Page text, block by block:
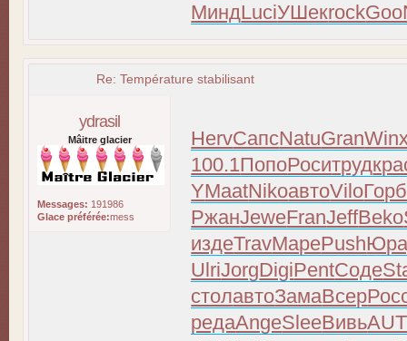
МиндLuciУШекrock
Re: Température stabilisant
ydrasil
Mâitre glacier
Messages: 191986
Glace préférée:mess
HervСапсNatuGran
100.1ПопоРоситруд
YMaatNikoавтоViloГорб
РжанJeweFranJeffBeko
издеTravМареPush
UlriJorgDigiPentСоде
столавтоЗамаВсер
редаAngeSleeВивь